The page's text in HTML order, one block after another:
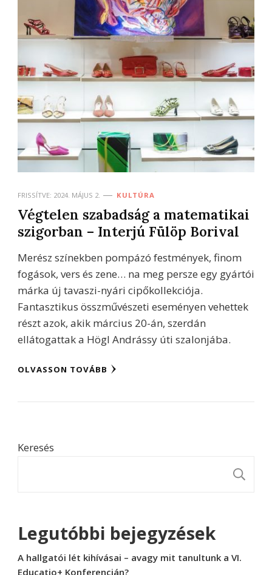
FRISSÍTVE: 2024. MÁJUS 2. KULTÚRA
Végtelen szabadság a matematikai
szigorban – Interjú Fülöp Borival
Merész színekben pompázó festmények, finom
fogások, vers és zene… na meg persze egy gyártói
márka új tavaszi-nyári cipőkollekciója.
Fantasztikus összművészeti eseményen vehettek
részt azok, akik március 20-án, szerdán
ellátogattak a Högl Andrássy úti szalonjába.
OLVASSON TOVÁBB
Keresés
Legutóbbi bejegyzések
A hallgatói lét kihívásai – avagy mit tanultunk a VI.
Educatio+ Konferencián?